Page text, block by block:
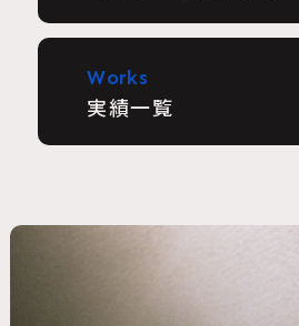
Works
実績一覧